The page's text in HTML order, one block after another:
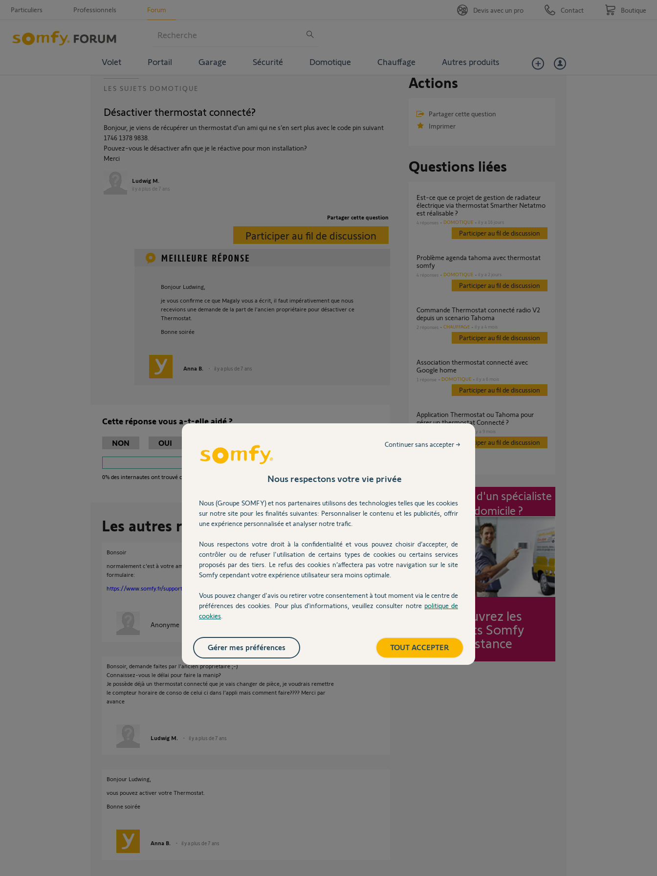
Particuliers Professionnels Forum
Volet Portail Garage Sécurité Domotique Chauffage Autres produits
Devis avec un pro Contact Boutique
LES SUJETS DOMOTIQUE
Désactiver thermostat connecté?
Bonjour, je viens de récupérer un thermostat d’un ami qui ne s’en sert plus avec le code pin suivant
1746 1378 9838.
Pouvez-vous le désactiver afin que je le réactive pour mon installation?
Merci
Ludwig M.
il y a plus de 7 ans
Partager cette question
Participer au fil de discussion
Bonjour Ludwing,
je vous confirme ce que Magaly vous a écrit, il faut impérativement que nous
recevions une demande de la part de l'ancien propriétaire pour désactiver ce
Thermostat.
Bonne soirée
Anna B. il y a plus de 7 ans
Cette réponse vous a-t-elle aidé ?
NON OUI
0% des internautes ont trouvé cette réponse utile
Les autres réponses
Bonsoir
normalement c'est à votre ami de demander la désactivation par l'intermédiaire d'un
formulaire:
https://www.somfy.fr/support/desactivation-de-box-domotiq...
Anonyme
Bonsoir, demande faites par l’ancien propriétaire ;-)
Connaissez-vous le délai pour faire la manip?
Je possède déjà un thermostat connecté que je vais changer de pièce, je voudrais remettre
le compteur horaire de conso de celui ci dans l’appli mais comment faire???? Merci par
avance
Ludwig M. il y a plus de 7 ans
Bonjour Ludwing,
vous pouvez activer votre Thermostat.
Bonne soirée
Anna B. il y a plus de 7 ans
Actions
Partager cette question
Imprimer
Questions liées
Est-ce que ce projet de gestion de radiateur
électrique via thermostat Smarther Netatmo
est réalisable ?
4 réponses DOMOTIQUE il y a 16 jours
Participer au fil de discussion
Problème agenda tahoma avec thermostat
somfy
4 réponses DOMOTIQUE il y a 2 jours
Participer au fil de discussion
Commande Thermostat connecté radio V2
depuis un scenario Tahoma
2 réponses CHAUFFAGE il y a 4 mois
Participer au fil de discussion
Association thermostat connecté avec
Google home
1 réponse DOMOTIQUE il y a 6 mois
Participer au fil de discussion
Application Thermostat ou Tahoma pour
gérer un thermostat Connecté ?
il y a 9 mois
Participer au fil de discussion
Intervention d'un spécialiste
à mon domicile ?
Découvrez les
forfaits Somfy
Assistance
Nous respectons votre vie privée
Nous (Groupe SOMFY) et nos partenaires utilisons des technologies telles que les cookies
sur notre site pour les finalités suivantes: Personnaliser le contenu et les publicités, offrir
une expérience personnalisée et analyser notre trafic.
Nous respectons votre droit à la confidentialité et vous pouvez choisir d’accepter, de
contrôler ou de refuser l'utilisation de certains types de cookies ou certains services
proposés par des tiers. Le refus des cookies n’affectera pas votre navigation sur le site
Somfy cependant votre expérience utilisateur sera moins optimale.
Vous pouvez changer d'avis ou retirer votre consentement à tout moment via le centre de
préférences des cookies. Pour plus d’informations, veuillez consulter notre politique de
cookies
Continuer sans accepter →
TOUT ACCEPTER
Gérer mes préférences